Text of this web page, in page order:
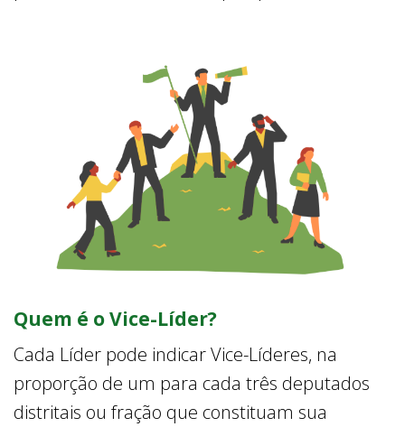
Quem é o Vice-Líder?
Cada Líder pode indicar Vice-Líderes, na
proporção de um para cada três deputados
distritais ou fração que constituam sua